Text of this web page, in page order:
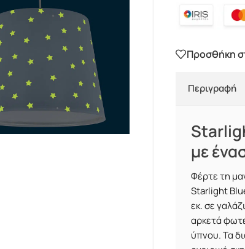
Προσθήκη
Περιγραφή
με
Φέρτε τη
Starlight
εκ. σε
αρκετά
ύπνου. Τα